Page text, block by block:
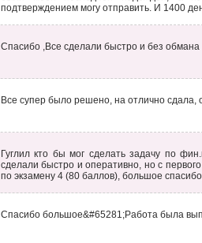
подтверждением могу отправить. И 1400
Спасибо ,Все сделали быстро и без обмана
Все супер было решено, на отлично сдала,
Гуглил кто бы мог сделать задачу по
сделали быстро и оперативно, но с
по экзамену 4 (80 баллов), большое
Спасибо большое&#65281;Работа была